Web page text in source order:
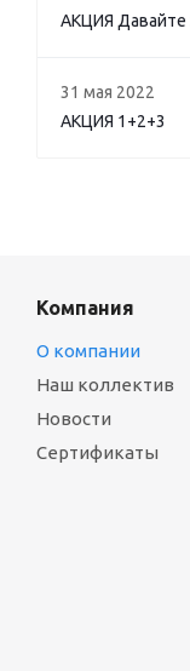
АКЦИЯ Давайте
31 мая 2022
АКЦИЯ 1+2+3
Компания
О компании
Наш коллектив
Новости
Сертификаты